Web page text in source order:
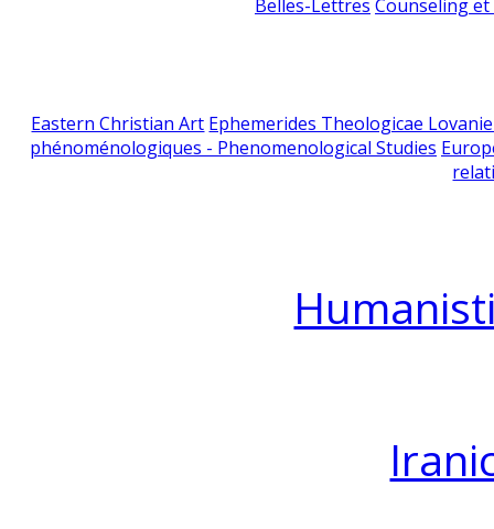
Belles-Lettres Counseling
Eastern Christian Art Ephemerides Theologicae
phénoménologiques - Phenomenological Studies